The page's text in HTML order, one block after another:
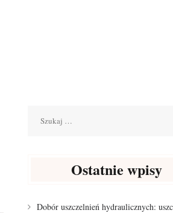
Ostatnie wpisy
Dobór uszczelnień hydraulicznych: